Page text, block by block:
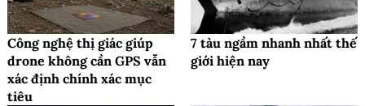
Công nghệ thị giác giúp
drone không cần GPS vẫn
xác định chính xác mục
tiêu
7 tàu ngầm nhanh nhất thế
giới hiện nay